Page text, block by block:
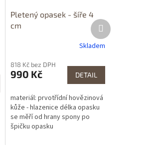
Pletený opasek - šíře 4
cm
Skladem
818 Kč bez DPH
990 Kč DETAIL
materiál: prvotřídní hovězinová
kůže - hlazenice délka opasku
se měří od hrany spony po
špičku opasku
Další
produkt